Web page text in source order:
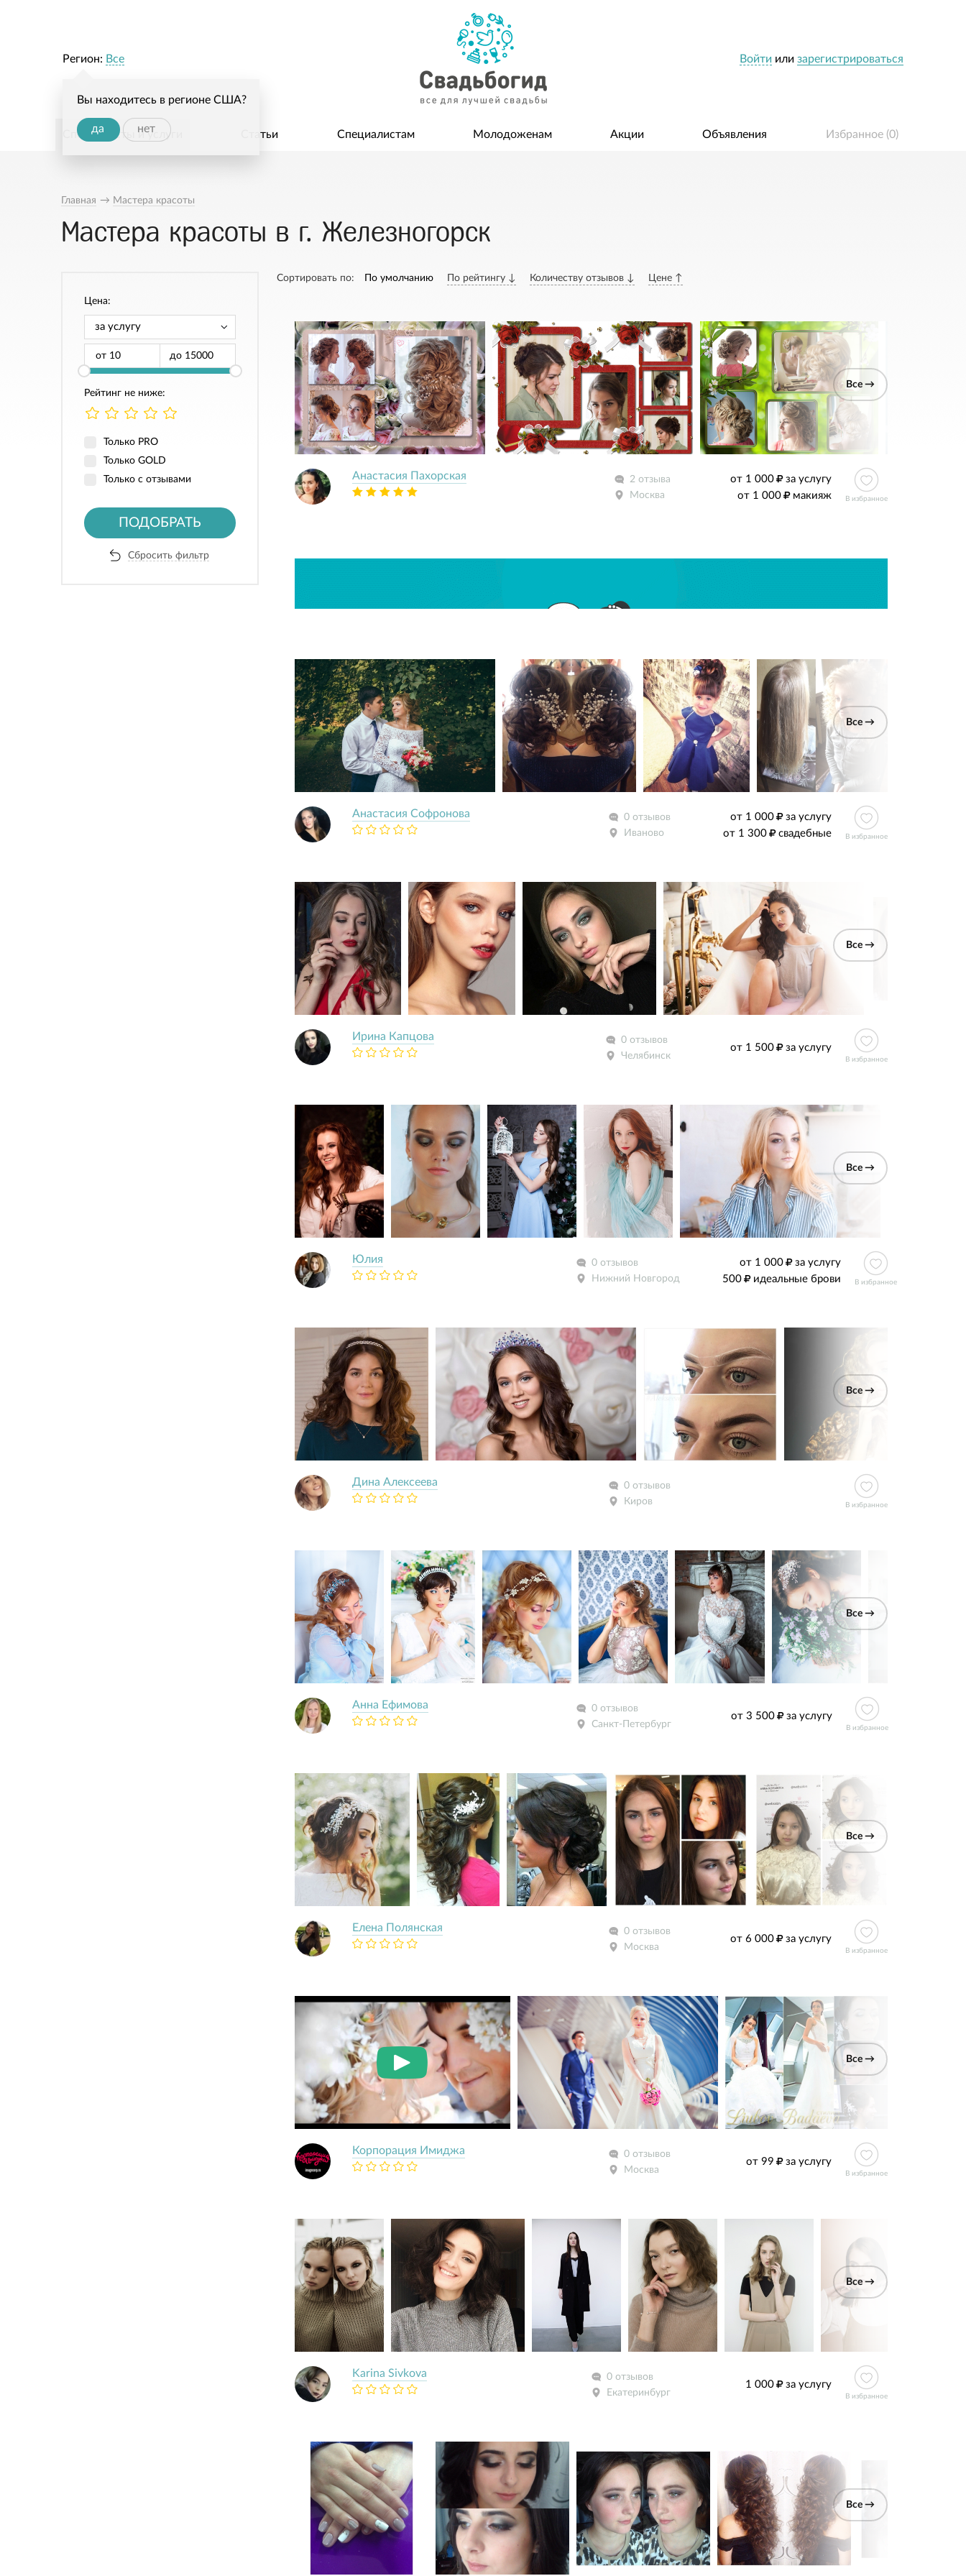
Войти или зарегистрироваться
Регион: Все
Вы находитесь в регионе США?
да нет
Специалисты и услуги Статьи Специалистам Молодоженам Акции Объявления Избранное (0)
Главная → Мастера красоты
Мастера красоты в г. Железногорск
Цена:
от до
Рейтинг не ниже:
Только PRO
Только GOLD
Только с отзывами
ПОДОБРАТЬ
Сбросить фильтр
Сортировать по: По умолчанию По рейтингу ↓ Количеству отзывов ↓ Цене ↑
Все →
Анастасия Пахорская
2 отзыва
Москва
от 1 000
за услугу
от 1 000
макияж В избранное
Все →
Анастасия Софронова
0 отзывов
Иваново
от 1 000
за услугу
от 1 300
свадебные В избранное
Все →
Ирина Капцова
0 отзывов
Челябинск
от 1 500 за услугу
В избранное
Все →
Юлия
0 отзывов
Нижний Новгород
от 1 000
за услугу
500
идеальные брови В избранное
Все →
Дина Алексеева
0 отзывов
Киров
В избранное
Все →
Анна Ефимова
0 отзывов
Санкт-Петербург
от 3 500 за услугу
В избранное
Все →
Елена Полянская
0 отзывов
Москва
от 6 000 за услугу
В избранное
Все →
Корпорация Имиджа
0 отзывов
Москва
от 99 за услугу
В избранное
Все →
Karina Sivkova
0 отзывов
Екатеринбург
1 000 за услугу
В избранное
Все →